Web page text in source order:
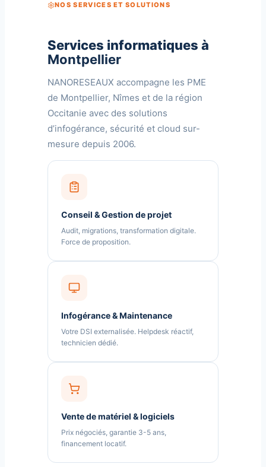
NOS SERVICES ET SOLUTIONS
Services informatiques à
Montpellier
NANORESEAUX accompagne les PME
de Montpellier, Nîmes et de la région
Occitanie avec des solutions
d’infogérance, sécurité et cloud sur-
mesure depuis 2006.
Conseil & Gestion de projet
Audit, migrations, transformation digitale.
Force de proposition.
Infogérance & Maintenance
Votre DSI externalisée. Helpdesk réactif,
technicien dédié.
Vente de matériel & logiciels
Prix négociés, garantie 3-5 ans,
financement locatif.